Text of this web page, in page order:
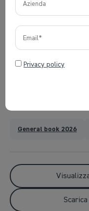
Privacy policy
Cura del
General book 2026